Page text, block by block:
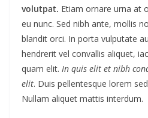
volutpat. Etiam ornare urna at
eu nunc. Sed nibh ante, mollis
blandit orci. In porta vulputate
hendrerit vel convallis aliquet,
quam elit. In quis elit et nibh
elit. Duis pellentesque lorem
Nullam aliquet mattis interdum.